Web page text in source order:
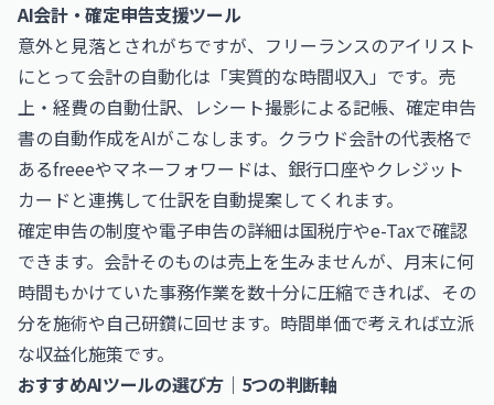
AI会計・確定申告支援ツール
意外と見落とされがちですが、フリーランスのアイリスト
にとって会計の自動化は「実質的な時間収入」です。売
上・経費の自動仕訳、レシート撮影による記帳、確定申告
書の自動作成をAIがこなします。クラウド会計の代表格で
あるfreeeやマネーフォワードは、銀行口座やクレジット
カードと連携して仕訳を自動提案してくれます。
確定申告の制度や電子申告の詳細は国税庁やe-Taxで確認
できます。会計そのものは売上を生みませんが、月末に何
時間もかけていた事務作業を数十分に圧縮できれば、その
分を施術や自己研鑽に回せます。時間単価で考えれば立派
な収益化施策です。
おすすめAIツールの選び方｜5つの判断軸